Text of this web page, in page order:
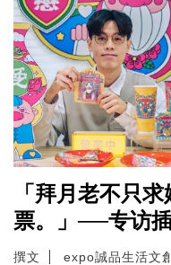
「拜月老不只
票。」──专访
撰文 expo誠品生活文